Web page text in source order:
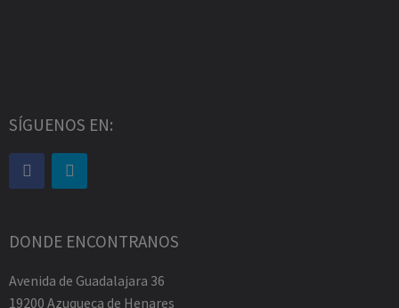
SÍGUENOS EN:
DONDE ENCONTRANOS
Avenida de Guadalajara 36
19200 Azuqueca de Henares